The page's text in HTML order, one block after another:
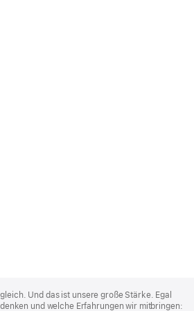
Und das ist unsere große Stärke. Egal
und welche Erfahrungen wir mitbringen: